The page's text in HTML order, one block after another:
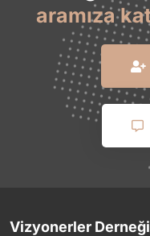
aramıza
Vizyonerler Derneği